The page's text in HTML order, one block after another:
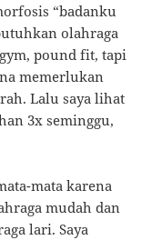
“badanku
olahraga
pound fit, tapi
memerlukan
Lalu saya lihat
3x seminggu,
mata karena
mudah dan
lari. Saya